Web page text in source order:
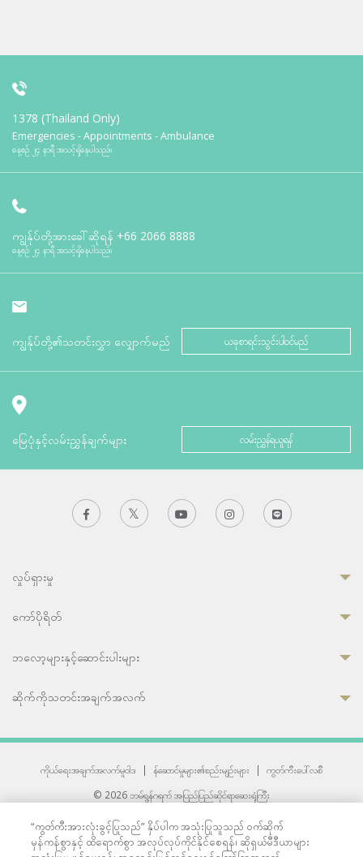
1378 (Thailand Only)
Emergencies - Appointments - Ambulance
နေ့စဉ် ၂၄ နာရီ အသင့်ရှိနေပါသည်။
ကျွန်ုပ်တို့အားခေါ်ဆိုရန် +66 2066 8888
နေ့စဉ် ၂၄ နာရီ အသင့်ရှိနေပါသည်။
ကျွန်ုပ်တို့၏သတင်းလွှာ လျှောက်မည် ယခုစာရင်းသွင်းပါဝင်မည်
မြေပုံနှင့်လမ်းညွှန်ချက်များ လမ်းညွှန်ရယူရန်
လှုပ်ရှားမှု
ကော်ပိုရိတ်
ဘလော့များနှင့်ဆောင်းပါးများ
ဆိုက်ကိုသတင်းအချက်အလက်
ကိုယ်ရေးအချက်အလက်မူဝါဒ | န်ဆောင်မှုများ၏စည်းမျဉ်းများ |
ကွတ်ကီးပေါ်လစီ
© 2026 ဘမ်ရွန်ဂရက် အပြည်ပြည်ဆိုင်ရာဆေးရုံကြီး
33 Sukhumvit 3, Wattana, Bangkok 10110 Thailand.
All rights reserved.
“ကွတ်ကီးအားလုံးခွင့်ပြုသည်” နှိပ်ပါက အသုံးပြုသူသည် ဝက်ဆိုက်
မှန်ကန်စွာနှင့် ထိရောက်စွာ အလုပ်လုပ်ကိုင်နိုင်စေရန်၊ ဆိုရှယ်မီဒီယာများ